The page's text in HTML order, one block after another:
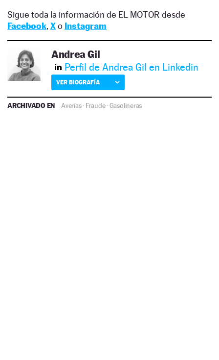
Sigue toda la información de EL MOTOR desde
Facebook, Xo Instagram
Andrea Gil
Perfil de Andrea Gil en Linkedin
VER BIOGRAFÍA
ARCHIVADO EN Averías· Fraude·Gasolineras